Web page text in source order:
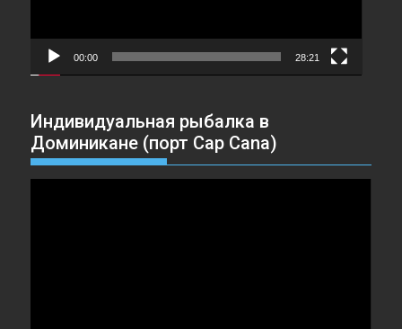
00:00 28:21
Индивидуальная рыбалка в
Доминикане (порт Cap Cana)